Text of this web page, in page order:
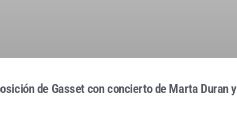
de Gasset con concierto de Marta Duran y